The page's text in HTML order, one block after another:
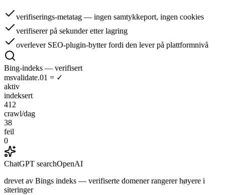
verifiserings-metatag — ingen samtykkeport, ingen cookies
verifiserer på sekunder etter lagring
overlever SEO-plugin-bytter fordi den lever på plattformnivå
Bing-indeks — verifisert
msvalidate.01 = ✓
aktiv
indeksert
412
crawl/dag
38
feil
0
ChatGPT searchOpenAI
drevet av Bings indeks — verifiserte domener rangerer høyere i
siteringer